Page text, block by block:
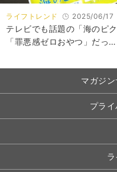
ライフトレンド 2025/06/17
テレビでも話題の「海のピ
「罪悪感ゼロおやつ」だっ…
マガジ
プラ